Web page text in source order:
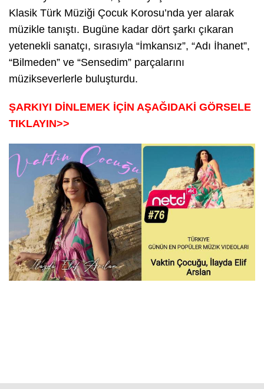
Klasik Türk Müziği Çocuk Korosu’nda yer alarak
müzikle tanıştı. Bugüne kadar dört şarkı çıkaran
yetenekli sanatçı, sırasıyla “İmkansız”, “Adı İhanet”,
“Bilmeden” ve “Sensedim” parçalarını
müzikseverlerle buluşturdu.
ŞARKIYI DİNLEMEK İÇİN AŞAĞIDAKİ GÖRSELE
TIKLAYIN>>